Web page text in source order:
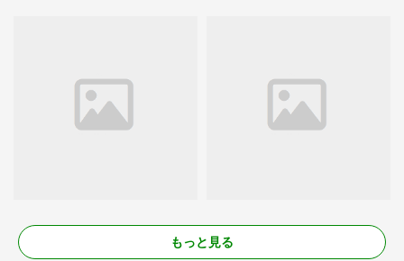
もっと見る